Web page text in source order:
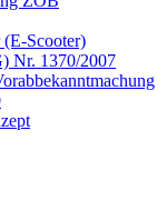
Scooter)
Nr. 1370/2007